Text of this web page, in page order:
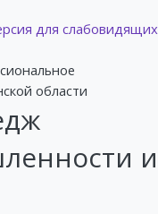
для слабовидящих
области
и